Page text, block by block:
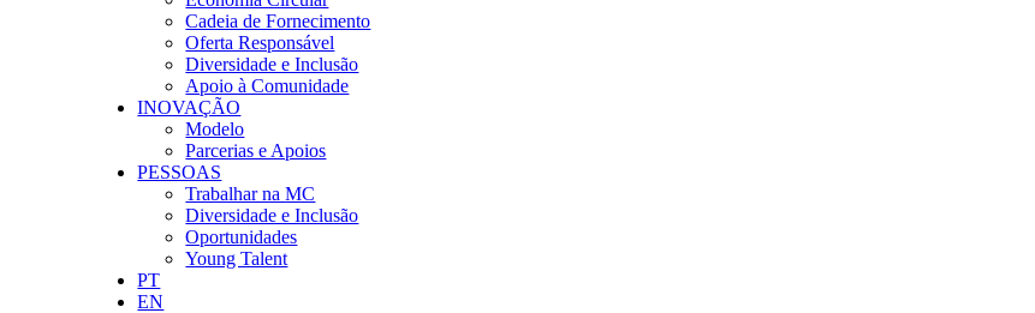
Cadeia de Fornecimento
Oferta Responsável
Diversidade e Inclusão
Apoio à Comunidade
INOVAÇÃO
Modelo
Parcerias e Apoios
PESSOAS
Trabalhar na MC
Diversidade e Inclusão
Oportunidades
Young Talent
PT
EN